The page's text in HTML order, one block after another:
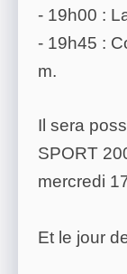
- 19h00 :
- 19h45 :
m.
Il sera
SPORT
mercredi
Et le jour